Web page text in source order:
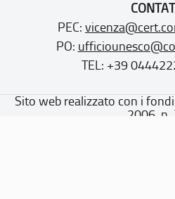
PEC:
PO:
TEL: +39
Sito web realizzato con i
2006, n.